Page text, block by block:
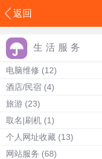
返回
生活服务
电脑维修 (12)
酒店/民宿 (4)
旅游 (23)
取名|刷机 (1)
个人网址收藏 (13)
网站服务 (68)